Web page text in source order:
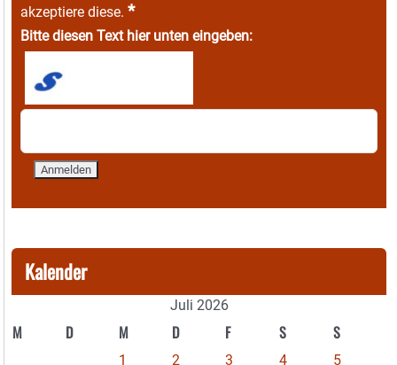
akzeptiere diese. *
Bitte diesen Text hier unten eingeben:
Kalender
Juli 2026
M D M D F S S
1 2 3 4
5